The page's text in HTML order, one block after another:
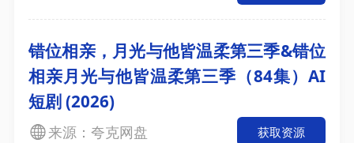
错位相亲，月光与他皆温柔第三季&错位
相亲月光与他皆温柔第三季（84集）AI
短剧 (2026)
来源：夸克网盘 获取资源